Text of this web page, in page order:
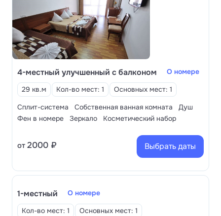
4-местный улучшенный с балконом
О номере
29 кв.м
Кол-во мест: 1
Основных мест: 1
Сплит-система
Собственная ванная комната
Душ
Фен в номере
Зеркало Косметический набор
от 2000 ₽ Выбрать даты
1-местный
О номере
Кол-во мест: 1
Основных мест: 1